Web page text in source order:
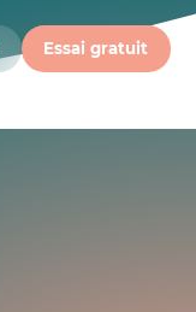
Essai gratuit